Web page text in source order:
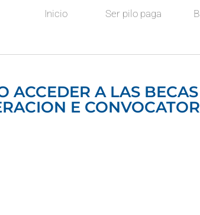
Inicio Ser pilo paga
ACCEDER A LAS
E